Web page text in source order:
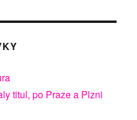
titul, po Praze a Plzni